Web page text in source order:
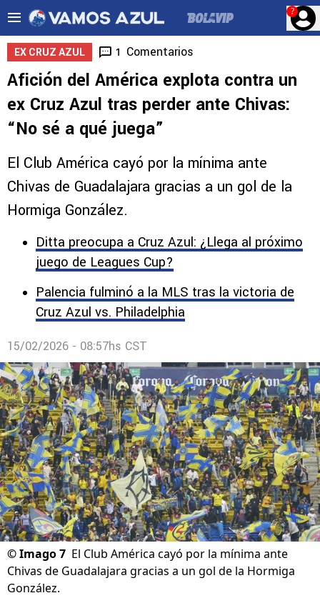
?
EX CRUZ AZUL 1 Comentarios
Afición del América explota contra un
ex Cruz Azul tras perder ante Chivas:
“No sé a qué juega”
El Club América cayó por la mínima ante
Chivas de Guadalajara gracias a un gol de la
Hormiga González.
Ditta preocupa a Cruz Azul: ¿Llega al próximo
juego de Leagues Cup?
Palencia fulminó a la MLS tras la victoria de
Cruz Azul vs. Philadelphia
15/02/2026 - 08:57hs CST
©Imago 7 El Club América cayó por la mínima ante
Chivas de Guadalajara gracias a un gol de la Hormiga
González.